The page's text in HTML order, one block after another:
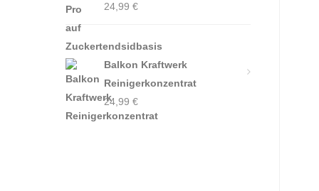
24,99 €
Balkon Kraftwerk
Reinigerkonzentrat
24,99 €